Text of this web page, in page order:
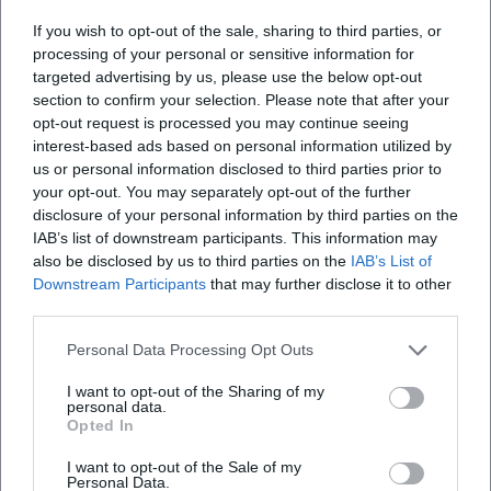
If you wish to opt-out of the sale, sharing to third parties, or
processing of your personal or sensitive information for
targeted advertising by us, please use the below opt-out
section to confirm your selection. Please note that after your
opt-out request is processed you may continue seeing
interest-based ads based on personal information utilized by
us or personal information disclosed to third parties prior to
your opt-out. You may separately opt-out of the further
disclosure of your personal information by third parties on the
IAB’s list of downstream participants. This information may
also be disclosed by us to third parties on the IAB’s List of
Downstream Participants that may further disclose it to other
Personal Data Processing Opt Outs
I want to opt-out of the Sharing of my
personal data.
Opted In
I want to opt-out of the Sale of my
Personal Data.
zwischen historischem Material und heutiger
Nutzungskultur, in der Short‑Form‑Videos und Streaming
die Rezeption bestimmen.
Stil-Analyse: Warum Monty Pythons Musik funktioniert
Komödie braucht Rhythmus – und Monty Python
beherrschte ihn: pointierte Scansion, Pausensetzung als
Gag, Refrains als kollektiver Auslöser. Die Produktion setzt
immer wieder auf Kontraste: pompöse Orchester‑Gesten,
die in banale Alltagslyrik kippen; Kinderchor‑Anmutungen,
die mit subversiven Texten brechen; fanfarenhafte
Einleitungen, die in Anti‑Climax enden. Gerade diese
Umkehrungen schufen Wiedererkennungswert.
Musikalisch blieb die Gruppe beweglich: vom
sinfonischer Klangräume.
Vermächtnis: Zwischen Kanon und Pop-Alltag
gegenseitig verstärken. Dass Konzertarenen „Always Look